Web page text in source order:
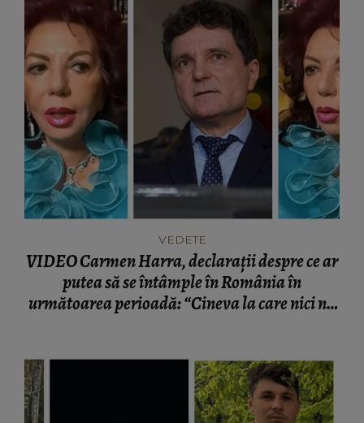
VEDETE
VIDEO Carmen Harra, declarații despre ce ar
putea să se întâmple în România în
următoarea perioadă: “Cineva la care nici nu